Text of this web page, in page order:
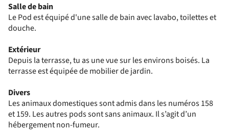
Salle de bain
Le Pod est équipé d'une salle de bain avec lavabo, toilettes et
douche.
Extérieur
Depuis la terrasse, tu as une vue sur les environs boisés. La
terrasse est équipée de mobilier de jardin.
Divers
Les animaux domestiques sont admis dans les numéros 158
et 159. Les autres pods sont sans animaux. Il s’agit d’un
hébergement non-fumeur.